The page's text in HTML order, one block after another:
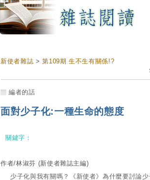
新使者雜誌 >第109期 生不生有關係!?
編者的話
面對少子化:一種生命的態度
關鍵字：
作者/林淑芬 (新使者雜誌主編)
少子化與我有關嗎？《新使者》為什麼要討論少